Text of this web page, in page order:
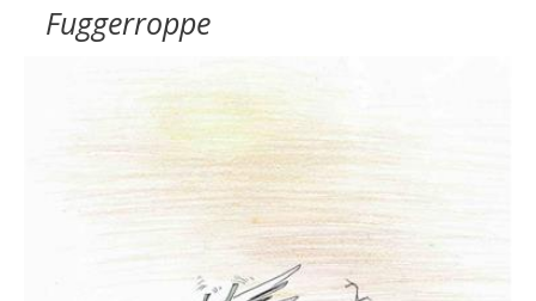
Fuggerroppe